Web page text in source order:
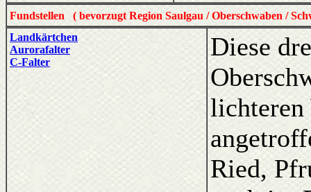
Fundstellen ( bevorzugt Region Saulgau / Oberschwaben /
Landkärtchen
Aurorafalter
C-Falter
Diese
Ried,